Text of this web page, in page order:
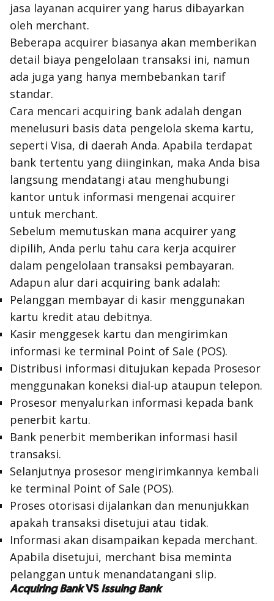
jasa layanan acquirer yang harus dibayarkan
oleh merchant.
Beberapa acquirer biasanya akan memberikan
detail biaya pengelolaan transaksi ini, namun
ada juga yang hanya membebankan tarif
standar.
Cara mencari acquiring bank adalah dengan
menelusuri basis data pengelola skema kartu,
seperti Visa, di daerah Anda. Apabila terdapat
bank tertentu yang diinginkan, maka Anda bisa
langsung mendatangi atau menghubungi
kantor untuk informasi mengenai acquirer
untuk merchant.
Sebelum memutuskan mana acquirer yang
dipilih, Anda perlu tahu cara kerja acquirer
dalam pengelolaan transaksi pembayaran.
Adapun alur dari acquiring bank adalah:
Pelanggan membayar di kasir menggunakan
kartu kredit atau debitnya.
Kasir menggesek kartu dan mengirimkan
informasi ke terminal Point of Sale (POS).
Distribusi informasi ditujukan kepada Prosesor
menggunakan koneksi dial-up ataupun telepon.
Prosesor menyalurkan informasi kepada bank
penerbit kartu.
Bank penerbit memberikan informasi hasil
transaksi.
Selanjutnya prosesor mengirimkannya kembali
ke terminal Point of Sale (POS).
Proses otorisasi dijalankan dan menunjukkan
apakah transaksi disetujui atau tidak.
Informasi akan disampaikan kepada merchant.
Apabila disetujui, merchant bisa meminta
pelanggan untuk menandatangani slip.
Acquiring BankVSIssuing Bank